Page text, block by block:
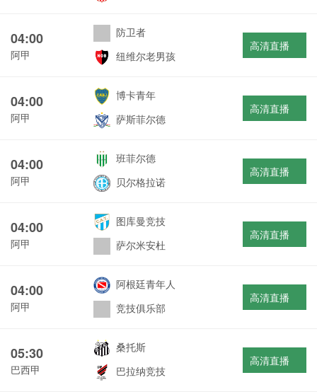
04:00
阿甲
防卫者
纽维尔老男孩
高清直播
04:00
阿甲
博卡青年
萨斯菲尔德
高清直播
04:00
阿甲
班菲尔德
贝尔格拉诺
高清直播
04:00
阿甲
图库曼竞技
萨尔米安杜
高清直播
04:00
阿甲
阿根廷青年人
竞技俱乐部
高清直播
05:30
巴西甲
桑托斯
巴拉纳竞技
高清直播